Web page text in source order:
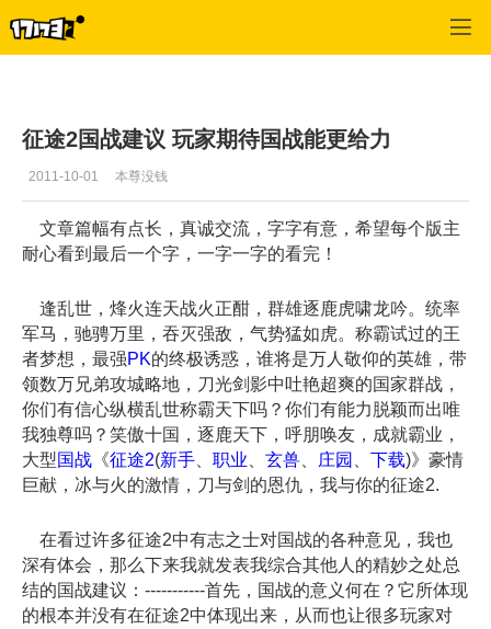
征途2国战建议 玩家期待国战能更给力
2011-10-01 本尊没钱
文章篇幅有点长，真诚交流，字字有意，希望每个版主
耐心看到最后一个字，一字一字的看完！
逢乱世，烽火连天战火正酣，群雄逐鹿虎啸龙吟。统率
军马，驰骋万里，吞灭强敌，气势猛如虎。称霸试过的王
者梦想，最强PK的终极诱惑，谁将是万人敬仰的英雄，带
领数万兄弟攻城略地，刀光剑影中吐艳超爽的国家群战，
你们有信心纵横乱世称霸天下吗？你们有能力脱颖而出唯
我独尊吗？笑傲十国，逐鹿天下，呼朋唤友，成就霸业，
大型国战 《征途2(新手 职业 玄兽 庄园 下载)》豪情
巨献，冰与火的激情，刀与剑的恩仇，我与你的征途2.
在看过许多征途2中有志之士对国战的各种意见，我也
深有体会，那么下来我就发表我综合其他人的精妙之处总
结的国战建议：-----------首先，国战的意义何在？它所体现
的根本并没有在征途2中体现出来，从而也让很多玩家对